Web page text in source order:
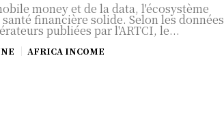
money et de la data, l'écosystème
financière solide. Selon les données
publiées par l'ARTCI, le...
AFRICA INCOME